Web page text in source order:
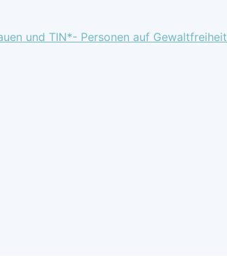
und TIN*- Personen auf Gewaltfreiheit